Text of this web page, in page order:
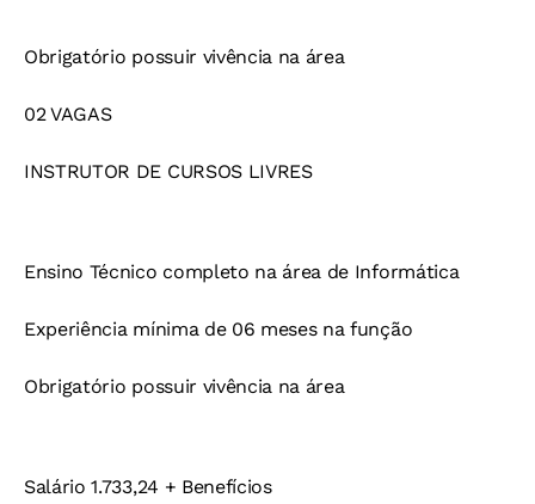
Obrigatório possuir vivência na área
02 VAGAS
INSTRUTOR DE CURSOS LIVRES
Ensino Técnico completo na área de Informática
Experiência mínima de 06 meses na função
Obrigatório possuir vivência na área
Salário 1.733,24 + Benefícios